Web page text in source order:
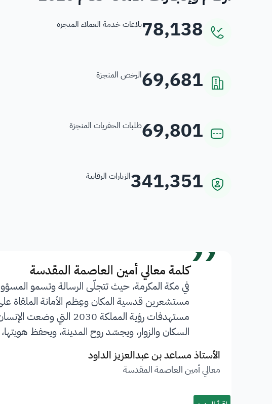
78,138بلاغات خدمة العملاء المنجزة
69,681الرخص المنجزة
69,801طلبات الحفريات المنجزة
341,351الزيارات الرقابية
”كلمة معالي أمين العاصمة المقدسة
في مكة المكرمة، حيث تتجلّى الرسالة وتسمو
مستشعرين قدسية المكان وعِظم الأمانة الملقاة
مستهدفات رؤية
السكان والزوار، ويجسّد روح المدينة، ويحفظ هويتها،
الأستاذ مساعد بن عبدالعزيز الداود
معالي أمين العاصمة المقدسة